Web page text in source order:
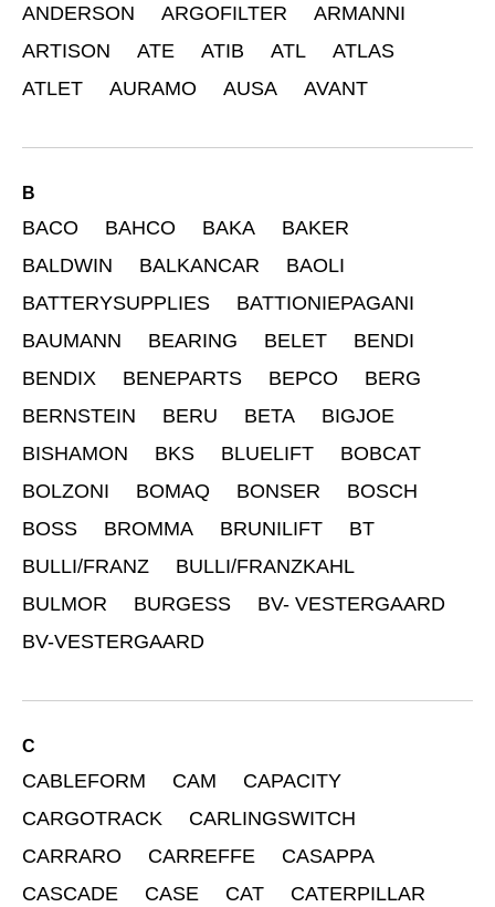
ANDERSON
ARGOFILTER
ARMANNI
ARTISON
ATE ATIB ATL
ATLAS
ATLET
AURAMO AUSA AVANT
B
BACO BAHCO BAKA
BAKER
BALDWIN
BALKANCAR
BAOLI
BATTERYSUPPLIES
BATTIONIEPAGANI
BAUMANN
BEARING BELET
BENDI
BENDIX
BENEPARTS BEPCO
BERG
BERNSTEIN
BERU BETA
BIGJOE
BISHAMON
BKS BLUELIFT
BOBCAT
BOLZONI
BOMAQ BONSER
BOSCH
BOSS
BROMMA BRUNILIFT
BT
BULLI/FRANZ
BULLI/FRANZKAHL
BULMOR
BURGESS
BV- VESTERGAARD
BV-VESTERGAARD
C
CABLEFORM CAM
CAPACITY
CARGOTRACK
CARLINGSWITCH
CARRARO
CARREFFE
CASAPPA
CASCADE
CASE CAT
CATERPILLAR